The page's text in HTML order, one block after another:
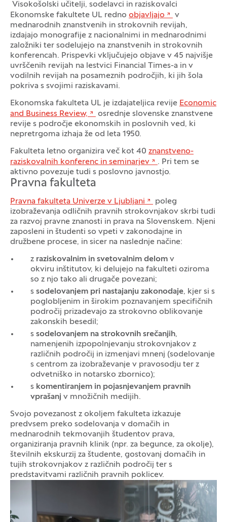
Visokošolski učitelji, sodelavci in raziskovalci
Ekonomske fakultete UL redno objavljajo
v
mednarodnih znanstvenih in strokovnih revijah,
izdajajo monografije z nacionalnimi in mednarodnimi
založniki ter sodelujejo na znanstvenih in strokovnih
konferencah. Prispevki vključujejo objave v 45 najvišje
uvrščenih revijah na lestvici Financial Times-a in v
vodilnih revijah na posameznih področjih, ki jih šola
pokriva s svojimi raziskavami.
Ekonomska fakulteta UL je izdajateljica revije Economic
and Business Review,
osrednje slovenske znanstvene
revije s področje ekonomskih in poslovnih ved, ki
nepretrgoma izhaja že od leta 1950.
Fakulteta letno organizira več kot 40 znanstveno-
raziskovalnih konferenc in seminarjev
. Pri tem se
aktivno povezuje tudi s poslovno javnostjo.
Pravna fakulteta
Pravna fakulteta Univerze v Ljubljani
poleg
izobraževanja odličnih pravnih strokovnjakov skrbi tudi
za razvoj pravne znanosti in prava na Slovenskem. Njeni
zaposleni in študenti so vpeti v zakonodajne in
družbene procese, in sicer na naslednje načine:
z raziskovalnim in svetovalnim delom v
okviru inštitutov, ki delujejo na fakulteti oziroma
so z njo tako ali drugače povezani;
s sodelovanjem pri nastajanju zakonodaje, kjer si s
poglobljenim in širokim poznavanjem specifičnih
področij prizadevajo za strokovno oblikovanje
zakonskih besedil;
s sodelovanjem na strokovnih srečanjih,
namenjenih izpopolnjevanju strokovnjakov z
različnih področij in izmenjavi mnenj (sodelovanje
s centrom za izobraževanje v pravosodju ter z
odvetniško in notarsko zbornico);
s komentiranjem in pojasnjevanjem pravnih
vprašanj v množičnih medijih.
Svojo povezanost z okoljem fakulteta izkazuje
predvsem preko sodelovanja v domačih in
mednarodnih tekmovanjih študentov prava,
organiziranja pravnih klinik (npr. za begunce, za okolje),
številnih ekskurzij za študente, gostovanj domačih in
tujih strokovnjakov z različnih področij ter s
predstavitvami različnih pravnih poklicev.
Galerija fotografij